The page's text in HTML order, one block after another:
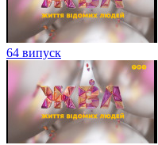
64 випуск